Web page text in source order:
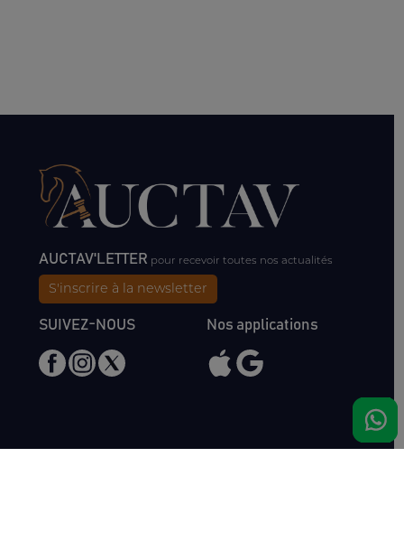
AUCTAV'LETTER pour recevoir toutes nos actualités
S'inscrire à la newsletter
SUIVEZ-NOUS Nos applications